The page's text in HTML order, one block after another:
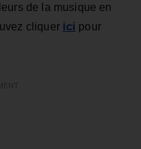
de la musique en
cliquer ici pour